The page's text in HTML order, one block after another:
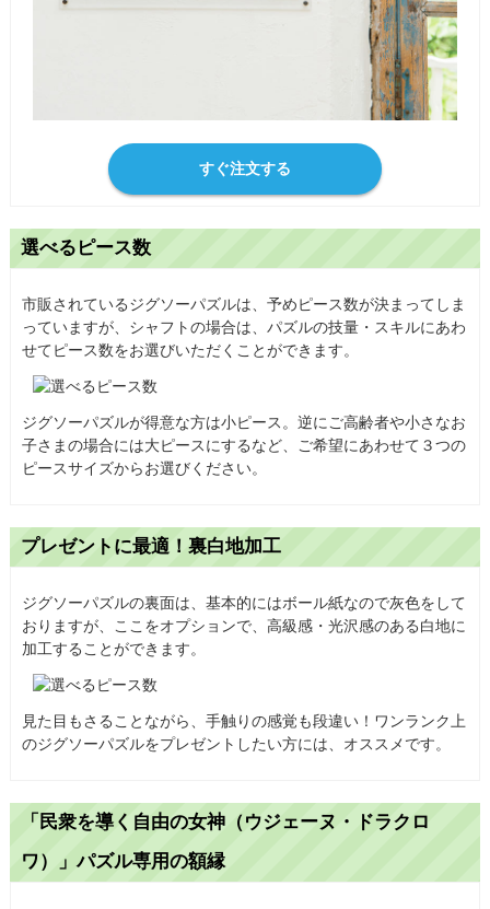
すぐ注文する
選べるピース数
市販されているジグソーパズルは、予めピース数が決まってしま
っていますが、シャフトの場合は、パズルの技量・スキルにあわ
せてピース数をお選びいただくことができます。
ジグソーパズルが得意な方は小ピース。逆にご高齢者や小さなお
子さまの場合には大ピースにするなど、ご希望にあわせて３つの
ピースサイズからお選びください。
プレゼントに最適！裏白地加工
ジグソーパズルの裏面は、基本的にはボール紙なので灰色をして
おりますが、ここをオプションで、高級感・光沢感のある白地に
加工することができます。
見た目もさることながら、手触りの感覚も段違い！ワンランク上
のジグソーパズルをプレゼントしたい方には、オススメです。
「民衆を導く自由の女神（ウジェーヌ・ドラクロ
ワ）」パズル専用の額縁